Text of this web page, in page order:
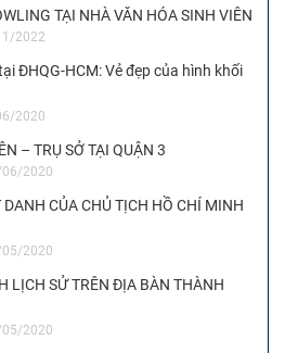
TẠI NHÀ VĂN HÓA SINH VIÊN
2022
ĐHQG-HCM: Vẻ đẹp của hình khối
2020
– TRỤ SỞ TẠI QUẬN 3
2020
CỦA CHỦ TỊCH HỒ CHÍ MINH
2020
LỊCH SỬ TRÊN ĐỊA BÀN THÀNH
2020